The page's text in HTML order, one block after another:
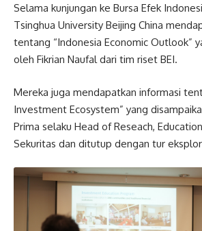
Selama kunjungan ke Bursa Efek
Tsinghua University Beijing China
tentang “Indonesia Economic Outlook”
oleh Fikrian Naufal dari tim riset BEI.
Mereka juga mendapatkan informasi
Investment Ecosystem” yang
Prima selaku Head of Reseach,
Sekuritas dan ditutup dengan tur